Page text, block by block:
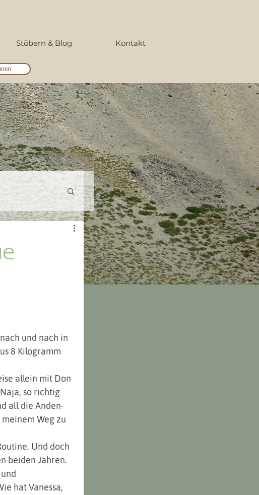
Stöbern & Blog Kontakt
und nach in
8 Kilogramm
allein mit Don
so richtig
all die Anden-
Weg zu
Und doch
beiden Jahren.
hat Vanessa,